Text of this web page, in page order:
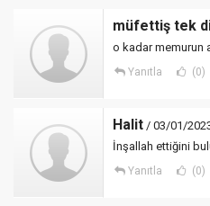
müfettiş tek
o kadar memurun
Yanıtla (0)
Halit / 03/01/
İnşallah ettiğini
Yanıtla (0)